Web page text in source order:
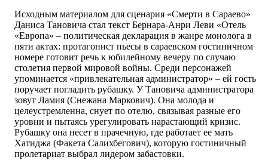
Исходным материалом для сценария «Смерти в Сараево»
Даниса Тановича стал текст Бернара-Анри Леви «Отель
«Европа» – политическая декларация в жанре монолога в
пяти актах: протагонист пьесы в сараевском гостиничном
номере готовит речь к юбилейному вечеру по случаю
столетия первой мировой войны. Среди персонажей
упоминается «привлекательная администратор» – ей гость
поручает погладить рубашку. У Тановича администратора
зовут Ламия (Снежана Маркович). Она молода и
целеустремленна, снует по отелю, связывая разные его
уровни и пытаясь урегулировать нарастающий кризис.
Рубашку она несет в прачечную, где работает ее мать
Хатиджа (Факета Салихбегович), которую гостиничный
пролетариат выбрал лидером забастовки.